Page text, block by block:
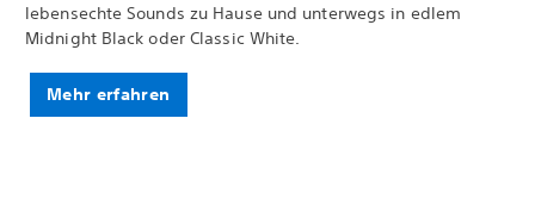
lebensechte Sounds zu Hause und unterwegs in edlem
Midnight Black oder Classic White.
Mehr erfahren